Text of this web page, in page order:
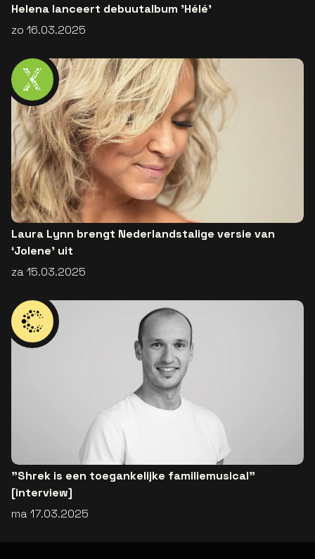
Helena lanceert debuutalbum 'Hélé'
zo 16.03.2025
Laura Lynn brengt Nederlandstalige versie van
‘Jolene’ uit
za 15.03.2025
"Shrek is een toegankelijke familiemusical"
[interview]
ma 17.03.2025